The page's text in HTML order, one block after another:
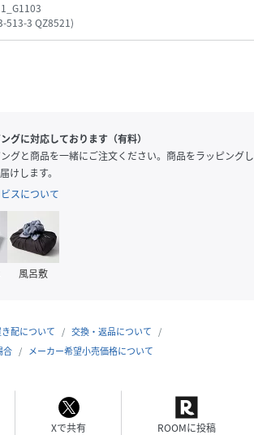
513-3 QZ8521)
グに対応しております（有料）
グと商品を一緒にご注文ください。商品をラッピングし
けします。
スについて
風呂敷
き配について
交換・返品について
合
メーカー希望小売価格について
Xで共有 ROOMに投稿